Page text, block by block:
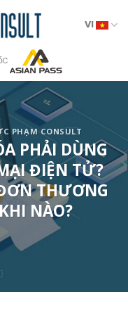
VI
PHẠM CONSULT
PHẢI DÙNG
ĐIỆN TỬ?
THƯƠNG
NÀO?